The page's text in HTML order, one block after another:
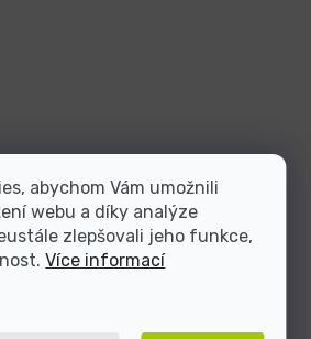
abychom Vám umožnili
webu a díky analýze
zlepšovali jeho funkce,
Více informací